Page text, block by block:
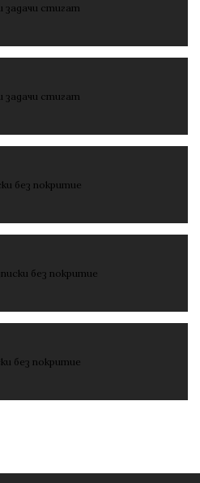
задачи стигат
задачи стигат
без покритие
без покритие
без покритие